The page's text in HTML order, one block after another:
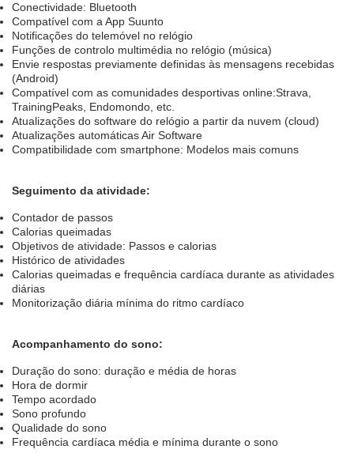
Conectividade: Bluetooth
Compatível com a App Suunto
Notificações do telemóvel no relógio
Funções de controlo multimédia no relógio (música)
Envie respostas previamente definidas às mensagens recebidas
(Android)
Compatível com as comunidades desportivas online:Strava,
TrainingPeaks, Endomondo, etc.
Atualizações do software do relógio a partir da nuvem (cloud)
Atualizações automáticas Air Software
Compatibilidade com smartphone: Modelos mais comuns
Seguimento da atividade:
Contador de passos
Calorias queimadas
Objetivos de atividade: Passos e calorias
Histórico de atividades
Calorias queimadas e frequência cardíaca durante as atividades
diárias
Monitorização diária mínima do ritmo cardíaco
Acompanhamento do sono:
Duração do sono: duração e média de horas
Hora de dormir
Tempo acordado
Sono profundo
Qualidade do sono
Frequência cardíaca média e mínima durante o sono